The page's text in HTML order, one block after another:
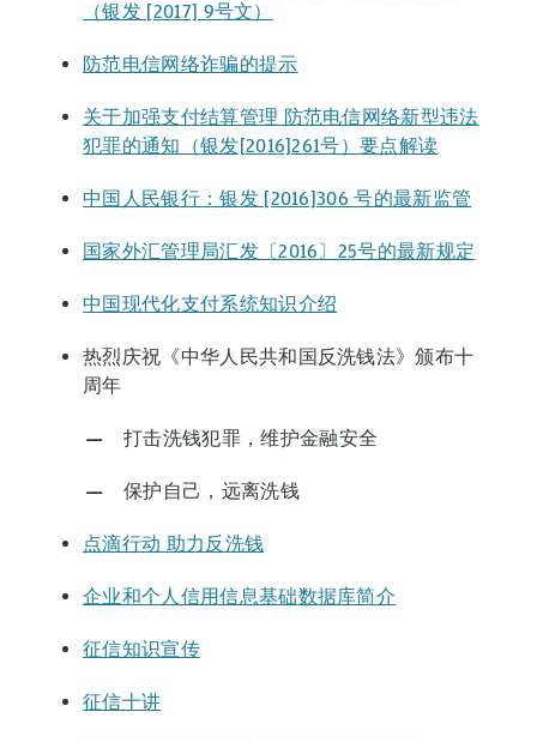
（银发 [2017] 9号文）
防范电信网络诈骗的提示
关于加强支付结算管理 防范电信网络新型违法
犯罪的通知（银发[2016]261号）要点解读
中国人民银行：银发 [2016]306 号的最新监管
国家外汇管理局汇发〔2016〕25号的最新规定
中国现代化支付系统知识介绍
热烈庆祝《中华人民共和国反洗钱法》颁布十
周年
打击洗钱犯罪，维护金融安全
保护自己，远离洗钱
点滴行动 助力反洗钱
企业和个人信用信息基础数据库简介
征信知识宣传
征信十讲